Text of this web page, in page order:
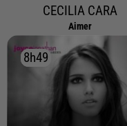
CECILIA CARA
Aimer
8h49
8h49